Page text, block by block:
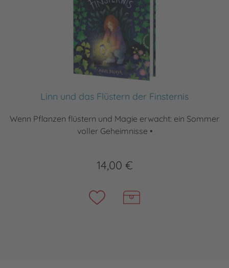
Linn und das Flüstern der Finsternis
Wenn Pflanzen flüstern und Magie erwacht: ein Sommer
voller Geheimnisse •
14,00 €